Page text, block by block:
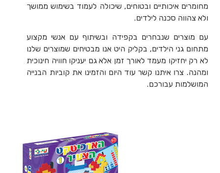
מחומרים איכותיים ובטוחים, שיכולה לעמוד בשימוש ממושך
ולא צהווה סכנה לילדים.
עם מוצרים שנבחרים בקפידה ובשיתוף עם אנשי מקצוע
מתחום גני הילדים, בקליק היט אנו מבטיחים שמוצרים שלנו
לא רק יחזיקו מעמד לאורך זמן אלא גם יעניקו חוויה חינוכית
ומהנה. צרו איתנו קשר עוד היום והזמינו את קוביות הבנייה
המושלמות עבורכם.